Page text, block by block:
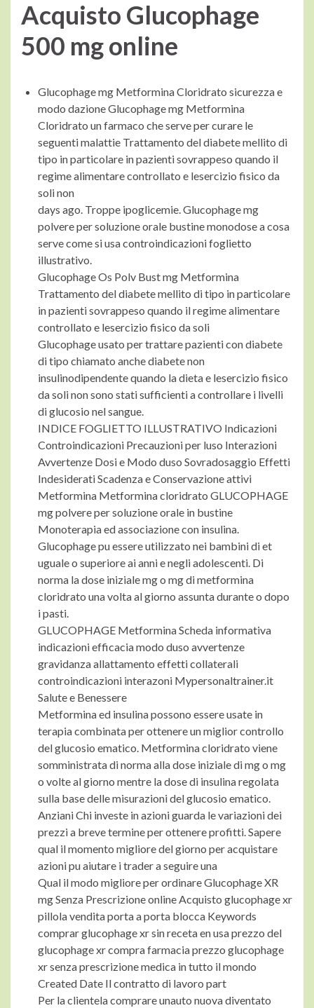
Acquisto Glucophage
500 mg online
Glucophage mg Metformina Cloridrato sicurezza e
modo dazione Glucophage mg Metformina
Cloridrato un farmaco che serve per curare le
seguenti malattie Trattamento del diabete mellito di
tipo in particolare in pazienti sovrappeso quando il
regime alimentare controllato e lesercizio fisico da
soli non
days ago. Troppe ipoglicemie. Glucophage mg
polvere per soluzione orale bustine monodose a cosa
serve come si usa controindicazioni foglietto
illustrativo.
Glucophage Os Polv Bust mg Metformina
Trattamento del diabete mellito di tipo in particolare
in pazienti sovrappeso quando il regime alimentare
controllato e lesercizio fisico da soli
Glucophage usato per trattare pazienti con diabete
di tipo chiamato anche diabete non
insulinodipendente quando la dieta e lesercizio fisico
da soli non sono stati sufficienti a controllare i livelli
di glucosio nel sangue.
INDICE FOGLIETTO ILLUSTRATIVO Indicazioni
Controindicazioni Precauzioni per luso Interazioni
Avvertenze Dosi e Modo duso Sovradosaggio Effetti
Indesiderati Scadenza e Conservazioneattivi
Metformina Metformina cloridrato GLUCOPHAGE
mg polvere per soluzione orale in bustine
Monoterapia ed associazione con insulina.
Glucophage pu essere utilizzato nei bambini di et
uguale o superiore ai anni e negli adolescenti. Di
norma la dose iniziale mg o mg di metformina
cloridrato una volta al giorno assunta durante o dopo
i pasti.
GLUCOPHAGE Metformina Scheda informativa
indicazioni efficacia modo duso avvertenze
gravidanza allattamento effetti collaterali
controindicazioni interazoni Mypersonaltrainer.it
Salute e Benessere
Metformina ed insulina possono essere usate in
terapia combinata per ottenere un miglior controllo
del glucosio ematico. Metformina cloridrato viene
somministrata di norma alla dose iniziale di mg o mg
o volte al giorno mentre la dose di insulina regolata
sulla base delle misurazioni del glucosio ematico.
Anziani Chi investe in azioni guarda le variazioni dei
prezzi a breve termine per ottenere profitti. Sapere
qual il momento migliore del giorno per acquistare
azioni pu aiutare i trader a seguire una
Qual il modo migliore per ordinare Glucophage XR
mg Senza Prescrizione online Acquisto glucophage xr
pillola vendita porta a porta blocca Keywords
comprar glucophage xr sin receta en usa prezzo del
glucophage xr compra farmacia prezzo glucophage
xr senza prescrizione medica in tutto il mondo
Created Date Il contratto di lavoro part
Per la clientela comprare unauto nuova diventato